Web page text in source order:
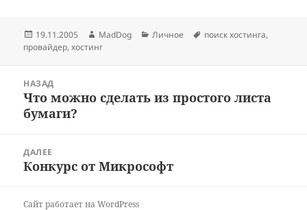
Опубликовано
19.11.2005 Автор
MadDog Рубрики
Личное Метки
поиск хостинга,
провайдер,хостинг
записям
НАЗАД
Предыдущая
запись:
Что можно сделать из простого листа
бумаги?
ДАЛЕЕ
Следующая
Конкурс от Микрософт
Сайт работает на WordPress